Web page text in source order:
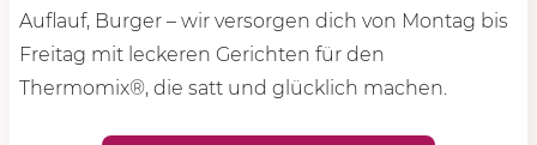
Auflauf, Burger – wir versorgen dich von Montag bis
Freitag mit leckeren Gerichten für den
Thermomix®, die satt und glücklich machen.